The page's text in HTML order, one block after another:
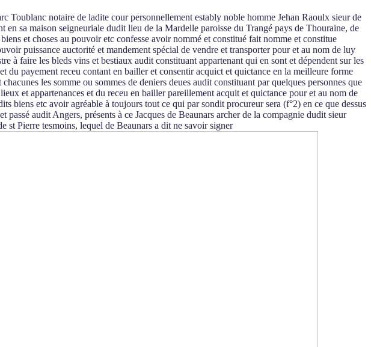
notaire de ladite cour personnellement estably noble homme Jehan Raoulx sieur de
sa maison seigneuriale dudit lieu de la Mardelle paroisse du Trangé pays de Thouraine, de
et choses au pouvoir etc confesse avoir nommé et constitué fait nomme et constitue
puissance auctorité et mandement spécial de vendre et transporter pour et au nom de luy
à faire les bleds vins et bestiaux audit constituant appartenant qui en sont et dépendent sur les
payement receu contant en bailler et consentir acquict et quictance en la meilleure forme
les somme ou sommes de deniers deues audit constituant par quelques personnes que
et appartenances et du receu en bailler pareillement acquit et quictance pour et au nom de
biens etc avoir agréable à toujours tout ce qui par sondit procureur sera (f°2) en ce que dessus
audit Angers, présents à ce Jacques de Beaunars archer de la compagnie dudit sieur
st Pierre tesmoins, lequel de Beaunars a dit ne savoir signer